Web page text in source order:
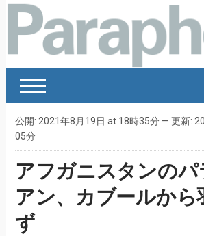
公開: 2021年8月19日 at 18時35分 — 更新:
05分
アフガニスタンの
アン、カブールから
ず